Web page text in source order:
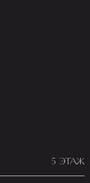
5 ЭТАЖ